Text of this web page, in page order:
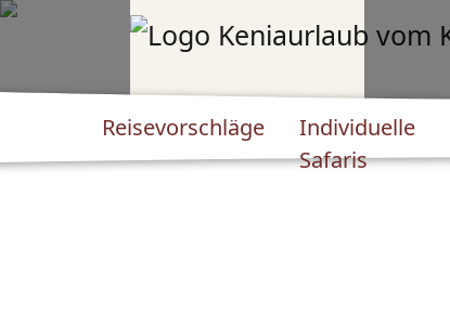
Reisevorschläge
Individuelle
Safaris